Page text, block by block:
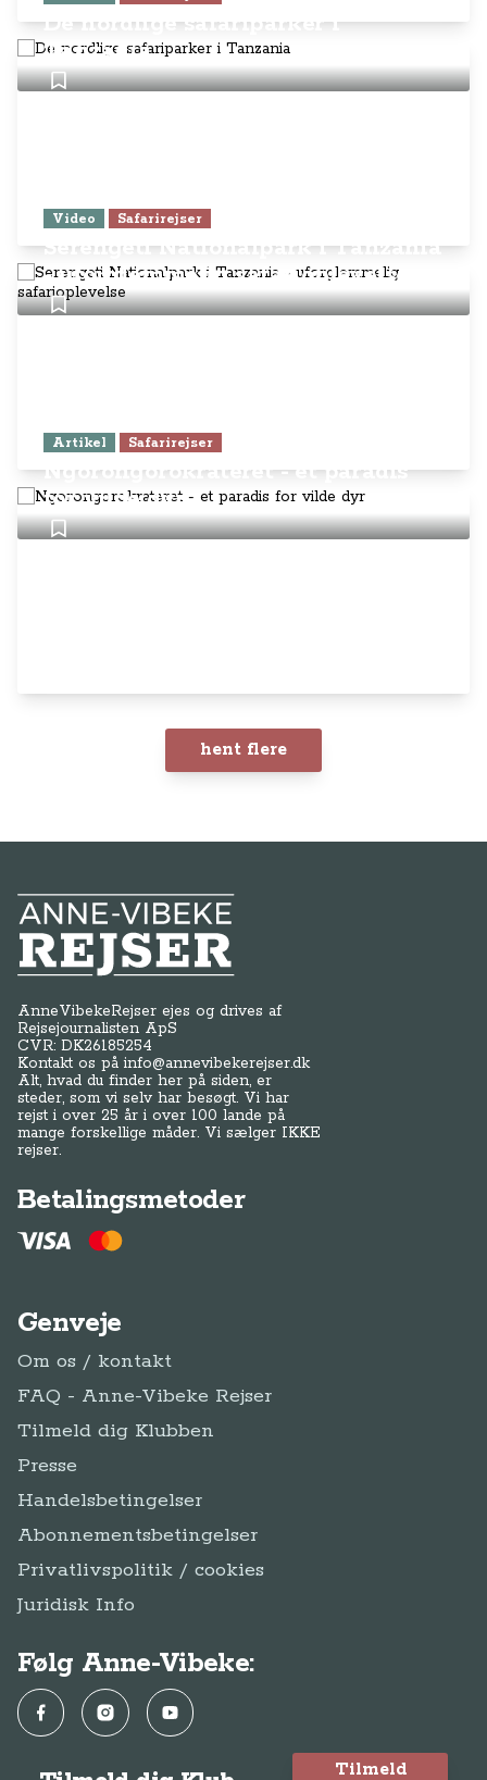
De nordlige safariparker i
Tanzania
Video Safarirejser
Serengeti Nationalpark i Tanzania
- uforglemmelig safarioplevelse
Artikel Safarirejser
Ngorongorokrateret - et paradis
for vilde dyr
hent flere
Anne-Vibeke Rejser
AnneVibekeRejser ejes og drives af
Rejsejournalisten ApS
CVR: DK26185254
Kontakt os påinfo@annevibekerejser.dk
Alt, hvad du finder her på siden, er
steder, som vi selv har besøgt. Vi har
rejst i over 25 år i over 100 lande på
mange forskellige måder. Vi sælger IKKE
rejser.
Betalingsmetoder
Genveje
Om os / kontakt
FAQ - Anne-Vibeke Rejser
Tilmeld dig Klubben
Presse
Handelsbetingelser
Abonnementsbetingelser
Privatlivspolitik / cookies
Juridisk Info
Følg Anne-Vibeke:
FacebookInstagramYouTube
Tilmeld